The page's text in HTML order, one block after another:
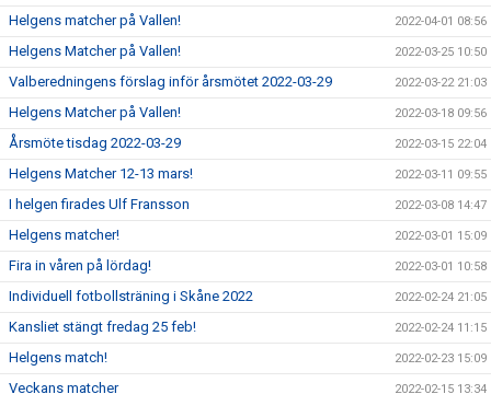
Helgens matcher på Vallen! 2022-04-01 08:56
Helgens Matcher på Vallen! 2022-03-25 10:50
Valberedningens förslag inför årsmötet 2022-03-29 2022-03-22 21:03
Helgens Matcher på Vallen! 2022-03-18 09:56
Årsmöte tisdag 2022-03-29 2022-03-15 22:04
Helgens Matcher 12-13 mars! 2022-03-11 09:55
I helgen firades Ulf Fransson 2022-03-08 14:47
Helgens matcher! 2022-03-01 15:09
Fira in våren på lördag! 2022-03-01 10:58
Individuell fotbollsträning i Skåne 2022 2022-02-24 21:05
Kansliet stängt fredag 25 feb! 2022-02-24 11:15
Helgens match! 2022-02-23 15:09
Veckans matcher 2022-02-15 13:34